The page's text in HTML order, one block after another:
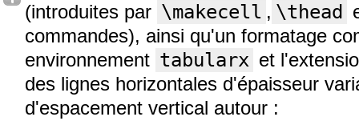
(introduites par \makecell , \thead
commandes), ainsi qu'un formatage
environnement tabularx et
des lignes horizontales d'épaisseur
d'espacement vertical autour :